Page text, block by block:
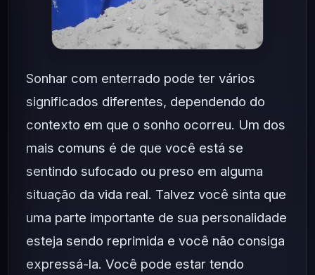
Sonhar com enterrado pode ter vários
significados diferentes, dependendo do
contexto em que o sonho ocorreu. Um dos
mais comuns é de que você está se
sentindo sufocado ou preso em alguma
situação da vida real. Talvez você sinta que
uma parte importante de sua personalidade
esteja sendo reprimida e você não consiga
expressá-la. Você pode estar tendo